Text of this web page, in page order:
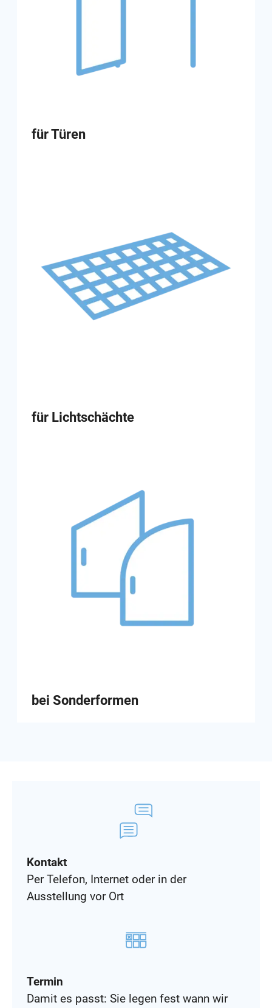
für Türen
für Lichtschächte
bei Sonderformen
Kontakt
Per Telefon, Internet oder in der
Ausstellung vor Ort
Termin
Damit es passt: Sie legen fest wann wir